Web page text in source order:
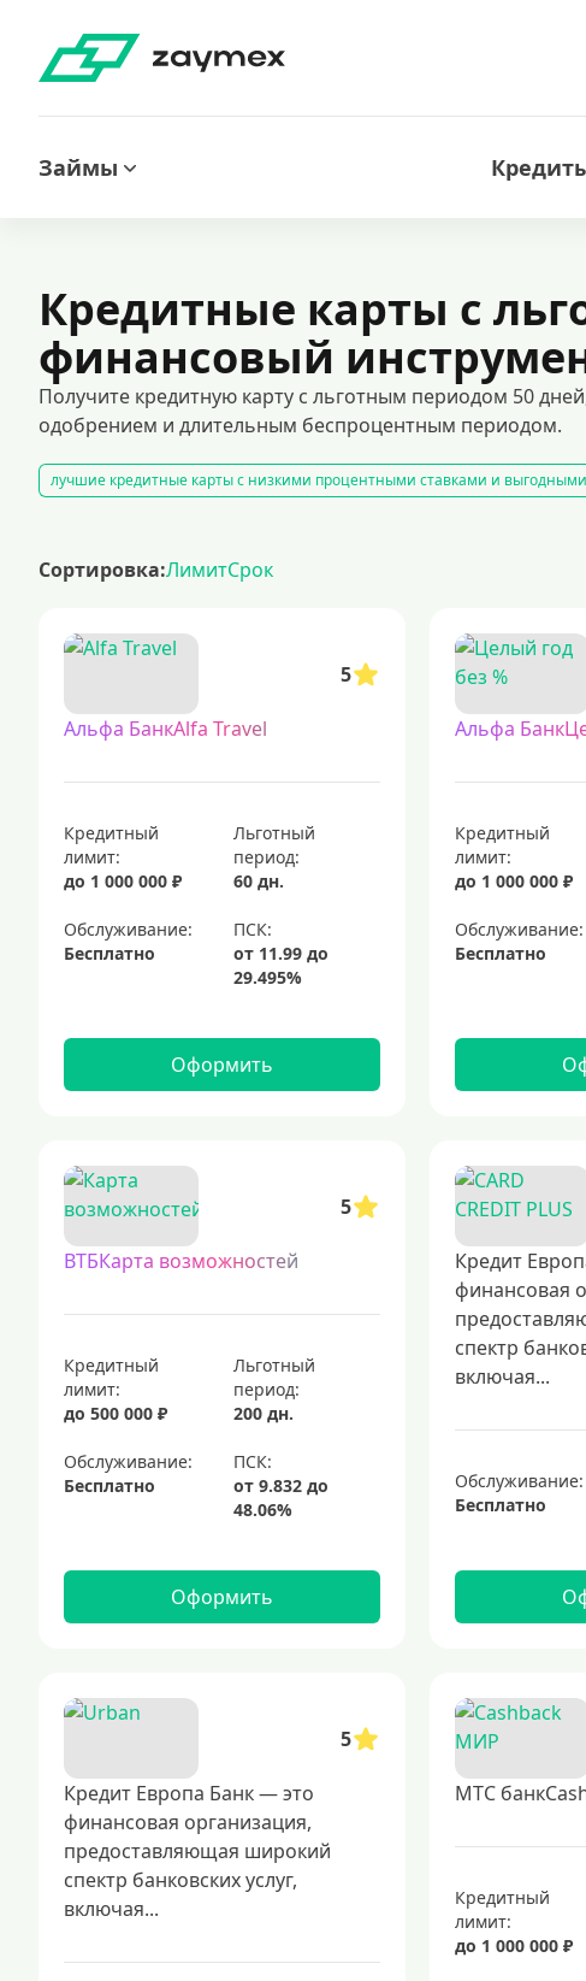
Займы
Кредитные карты с
финансовый
Получите кредитную карту с льготным периодом 50
одобрением и длительным беспроцентным периодом.
лучшие кредитные карты с низкими процентными ставками и
кредитные карты с льготным периодом
кредитные карты для людей с испорченной кредитной историей
кредитные карты, доступные для каждого, предлагаются многими
кредитные карты с доставкой на дом: удобство и экономия времени.
кредитные карты: выберите подходящий вариант
платежные карты
Сортировка:ЛимитСрок
5
Альфа БанкAlfa Travel
Кредитный
лимит:
до 1 000 000 ₽
Льготный
период:
60 дн.
Обслуживание:
Бесплатно
Оформить
Альфа
Кредитный
лимит:
до 1 000 000 ₽
Обслуживание:
Бесплатно
5
ВТБКарта возможностей
Кредитный
лимит:
до 500 000 ₽
Льготный
период:
200 дн.
Обслуживание:
Бесплатно
Оформить
Кредит
финансовая
спектр
включая...
Обслуживание:
Бесплатно
5
Кредит Европа Банк — это
финансовая организация,
предоставляющая широкий
спектр банковских услуг,
включая...
МТС
Кредитный
лимит:
до 1 000 000 ₽